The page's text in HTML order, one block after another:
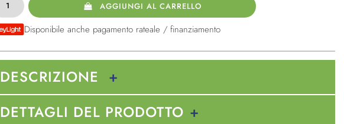
AGGIUNGI AL CARRELLO
Disponibile anche pagamento rateale / finanziamento
DESCRIZIONE
DETTAGLI DEL PRODOTTO